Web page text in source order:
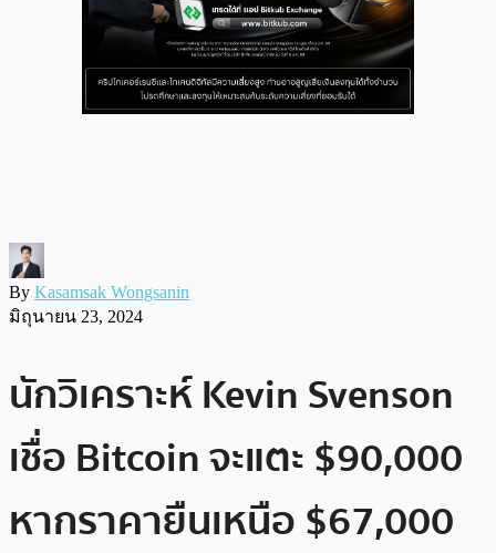
By Kasamsak Wongsanin
มิถุนายน 23, 2024
นักวิเคราะห์ Kevin Svenson
เชื่อ Bitcoin จะแตะ $90,000
หากราคายืนเหนือ $67,000